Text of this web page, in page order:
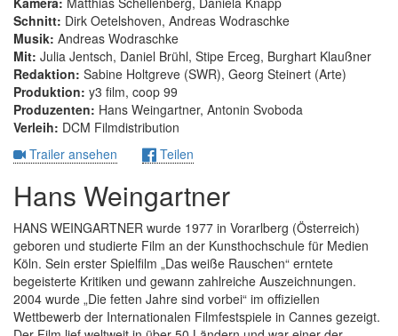
Schnitt: Dirk Oetelshoven, Andreas Wodraschke
Musik: Andreas Wodraschke
Mit: Julia Jentsch, Daniel Brühl, Stipe Erceg, Burghart Klaußner
Redaktion: Sabine Holtgreve (SWR), Georg Steinert (Arte)
Produktion: y3 film, coop 99
Produzenten: Hans Weingartner, Antonin Svoboda
Verleih: DCM Filmdistribution
Trailer ansehen
Teilen
Hans Weingartner
HANS WEINGARTNER wurde 1977 in Vorarlberg (Österreich)
geboren und studierte Film an der Kunsthochschule für Medien
Köln. Sein erster Spielfilm „Das weiße Rauschen“ erntete
begeisterte Kritiken und gewann zahlreiche Auszeichnungen.
2004 wurde „Die fetten Jahre sind vorbei“ im offiziellen
Wettbewerb der Internationalen Filmfestspiele in Cannes gezeigt.